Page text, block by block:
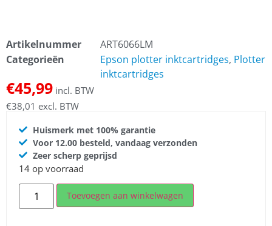
Artikelnummer
ART6066LM
Categorieën
Epson plotter inktcartridges, Plotter
inktcartridges
€45,99 incl. BTW
€38,01 excl. BTW
Huismerk met 100% garantie
Voor 12.00 besteld, vandaag verzonden
Zeer scherp geprijsd
14 op voorraad
Toevoegen aan winkelwagen